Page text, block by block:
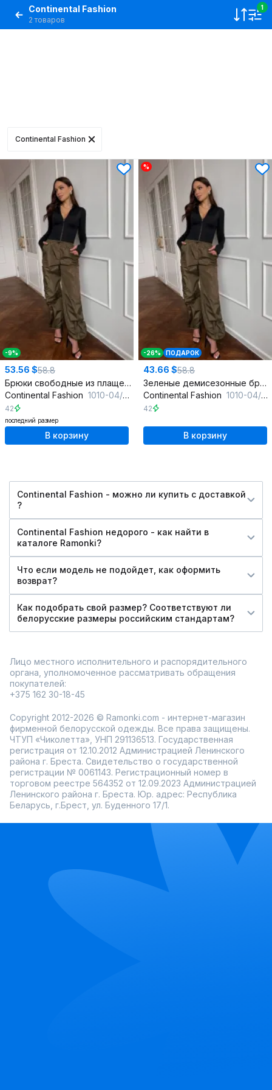
Continental Fashion
2 товаров
1
Continental Fashion
-9%
53.56 $58.8
Брюки свободные из плащевки на резинке демисезон
Continental Fashion 1010-04/8 хаки
42
последний размер
В корзину
%
-26% ПОДАРОК
43.66 $58.8
Зеленые демисезонные брюки с кулиской и складками
Continental Fashion 1010-04/8 хаки
42
В корзину
Continental Fashion - можно ли купить c доставкой
?
Continental Fashion недорого - как найти в
каталоге Ramonki?
Что если модель не подойдет, как оформить
возврат?
Как подобрать свой размер? Соответствуют ли
белорусские размеры российским стандартам?
Лицо местного исполнительного и распорядительного
органа, уполномоченное рассматривать обращения
покупателей:
+375 162 30-18-45
Copyright 2012-2026 © Ramonki.com - интернет-магазин
фирменной белорусской одежды. Все права защищены.
ЧТУП «Чиколетта», УНП 291136513. Государственная
регистрация от 12.10.2012 Администрацией Ленинского
района г. Бреста. Свидетельство о государственной
регистрации № 0061143. Регистрационный номер в
торговом реестре 564352 от 12.09.2023 Администрацией
Ленинского района г. Бреста. Юр. адрес: Республика
Беларусь, г.Брест, ул. Буденного 17/1.